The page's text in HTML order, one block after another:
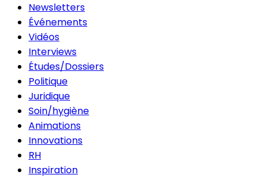
Newsletters
Événements
Vidéos
Interviews
Études/Dossiers
Politique
Juridique
Soin/hygiène
Animations
Innovations
RH
Inspiration